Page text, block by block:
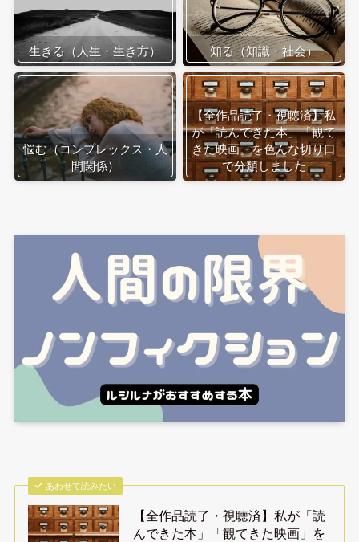
生きる（人生・生き方） 知る（知識・社会）
悩む（コンプレックス・人
間関係）
【全作品読了・視聴済】私
が「読んできた本」「観て
きた映画」を色んな切り口
で分類しました
あわせて読みたい
【全作品読了・視聴済】私が「読
んできた本」「観てきた映画」を